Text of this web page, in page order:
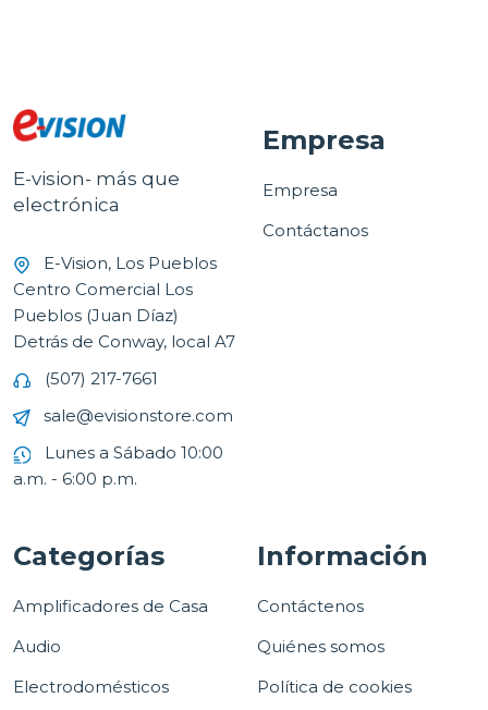
E-vision- más que
electrónica
E-Vision, Los Pueblos
Centro Comercial Los
Pueblos (Juan Díaz)
Detrás de Conway, local A7
(507) 217-7661
sale@evisionstore.com
Lunes a Sábado 10:00
a.m. - 6:00 p.m.
Empresa
Empresa
Contáctanos
Categorías
Amplificadores de Casa
Audio
Electrodomésticos
Información
Contáctenos
Quiénes somos
Política de cookies